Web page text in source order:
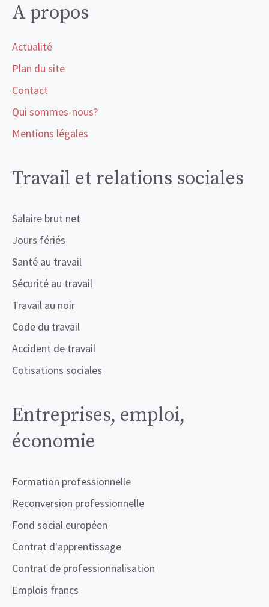
A propos
Actualité
Plan du site
Contact
Qui sommes-nous?
Mentions légales
Travail et relations sociales
Salaire brut net
Jours fériés
Santé au travail
Sécurité au travail
Travail au noir
Code du travail
Accident de travail
Cotisations sociales
Entreprises, emploi,
économie
Formation professionnelle
Reconversion professionnelle
Fond social européen
Contrat d'apprentissage
Contrat de professionnalisation
Emplois francs